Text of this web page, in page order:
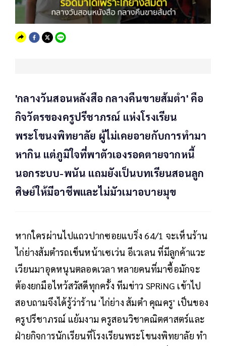
'กลางวันสอนหลังสือ กลางคืนขายส้มตำ' คือ
กิจวัตรของครูปรีชาภรณ์ แห่งโรงเรียน
พระโขนงพิทยาลัย ผู้ไม่เคยอายกับการทำมา
หากิน แต่ภูมิใจที่พาตัวเองรอดตายจากหนี้
นอกระบบ-พนัน แถมยังเป็นบทเรียนสอนลูก
ศิษย์ให้มีอาชีพและไม่มัวเมาอบายมุข
หากใครผ่านไปแถวปากซอยแบริ่ง 64/1 จะเห็นร้าน
ไก่ย่างส้มตำรถเข็นหน้าเซเว่น อีเวเลน ที่มีลูกค้าแวะ
เวียนมาอุดหนุนตลอดเวลา หลายคนที่มาซื้อมักจะ
ต้องยกมือไหว้สวัสดีทุกครั้ง ทีมข่าว SPRiNG เข้าไป
สอบถามจึงได้รู้ว่าร้าน 'ไก่ย่าง ส้มตำ คุณครู' เป็นของ
ครูปรีชาภรณ์ แย้มงาม ครูสอนวิชาคณิตศาสตร์และ
ฝ่ายกิจการนักเรียนที่โรงเรียนพระโขนงพิทยาลัย ทำ